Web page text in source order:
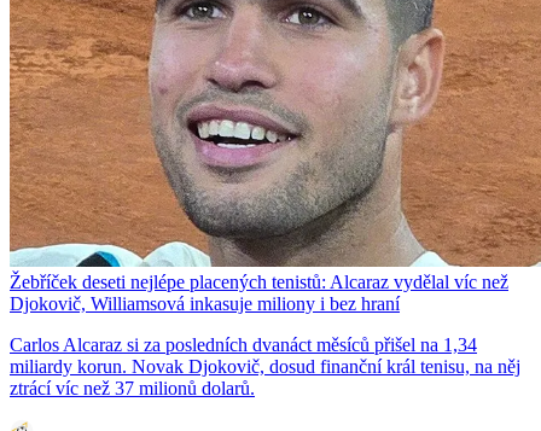
Žebříček deseti nejlépe placených tenistů: Alcaraz vydělal víc než
Djokovič, Williamsová inkasuje miliony i bez hraní
Carlos Alcaraz si za posledních dvanáct měsíců přišel na 1,34
miliardy korun. Novak Djokovič, dosud finanční král tenisu, na něj
ztrácí víc než 37 milionů dolarů.